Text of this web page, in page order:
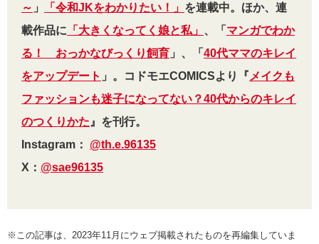
～ 」 「令和JKをわかりたい！」 を連載中。ほか、連
載作品に 「大きくなってく娘と私」 、「 マンガでわか
る！ おっかなびっくり飼育 」、「 40代ママのキレイ
をアップデート 」。コドモエCOMICSより『 メイクも
ファッションも迷子になってない？40代からのキレイ
のつくりかた 』を刊行。
Instagram： @th.e.96135
X： @sae96135
※この記事は、2023年11月にウェブ掲載されたものを再編集していま